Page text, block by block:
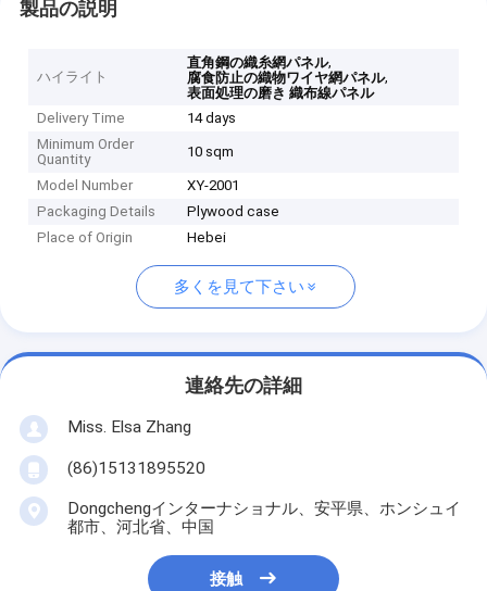
製品の説明
ハイライト
直角鋼の織糸網パネル,
腐食防止の織物ワイヤ網パネル,
表面処理の磨き 織布線パネル
Delivery Time
14 days
Minimum Order
Quantity
10 sqm
Model Number
XY-2001
Packaging Details
Plywood case
Place of Origin
Hebei
多くを見て下さい
連絡先の詳細
Miss. Elsa Zhang
(86)15131895520
Dongchengインターナショナル、安平県、ホンシュイ
都市、河北省、中国
接触